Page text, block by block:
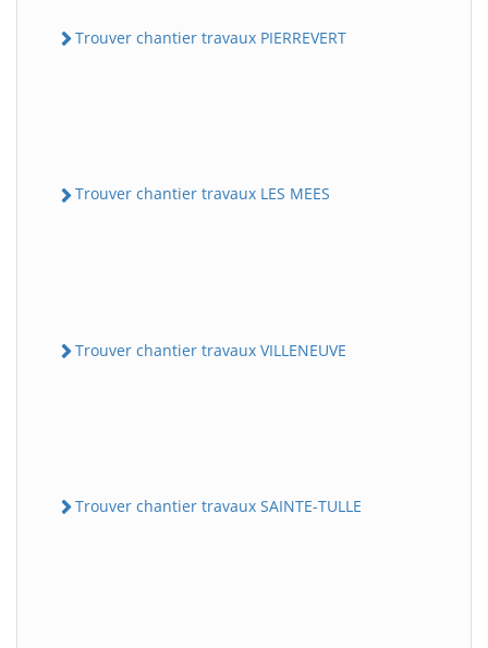
Trouver chantier travaux PIERREVERT
Trouver chantier travaux LES MEES
Trouver chantier travaux VILLENEUVE
Trouver chantier travaux SAINTE-TULLE